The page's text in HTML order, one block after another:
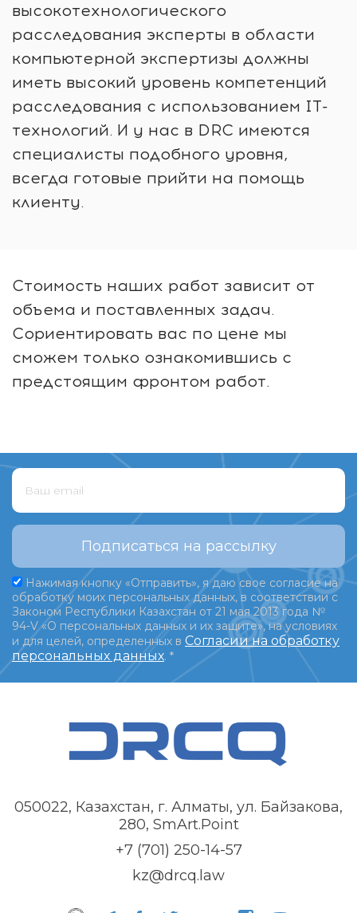
высокотехнологического
расследования эксперты в области
компьютерной экспертизы должны
иметь высокий уровень компетенций
расследования с использованием IT-
технологий. И у нас в DRC имеются
специалисты подобного уровня,
всегда готовые прийти на помощь
клиенту.
Стоимость наших работ зависит от
объема и поставленных задач.
Сориентировать вас по цене мы
сможем только ознакомившись с
предстоящим фронтом работ.
Подписаться на рассылку
Нажимая кнопку «Отправить», я даю свое согласие на
обработку моих персональных данных, в соответствии с
Законом Республики Казахстан от 21 мая 2013 года №
94-V «О персональных данных и их защите», на условиях
и для целей, определенных в Согласии на обработку
персональных данных. *
050022, Казахстан, г. Алматы, ул. Байзакова,
280, SmArt.Point
+7 (701) 250-14-57
kz@drcq.law